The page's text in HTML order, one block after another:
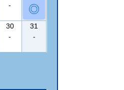
-
◎
30
-
31
-